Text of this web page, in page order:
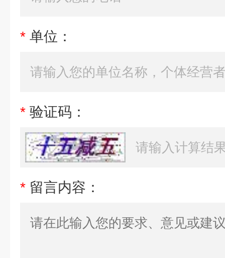
* 单位：
* 验证码：
* 留言内容：